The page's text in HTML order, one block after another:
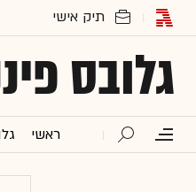
גלובס
ראשי